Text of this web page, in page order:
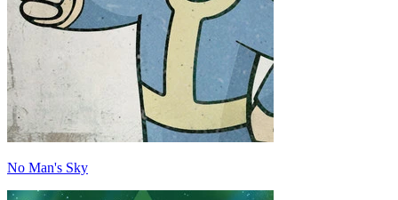
No Man's Sky